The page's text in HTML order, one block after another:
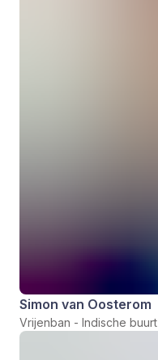
Simon van Oosterom
Vrijenban - Indische buurt